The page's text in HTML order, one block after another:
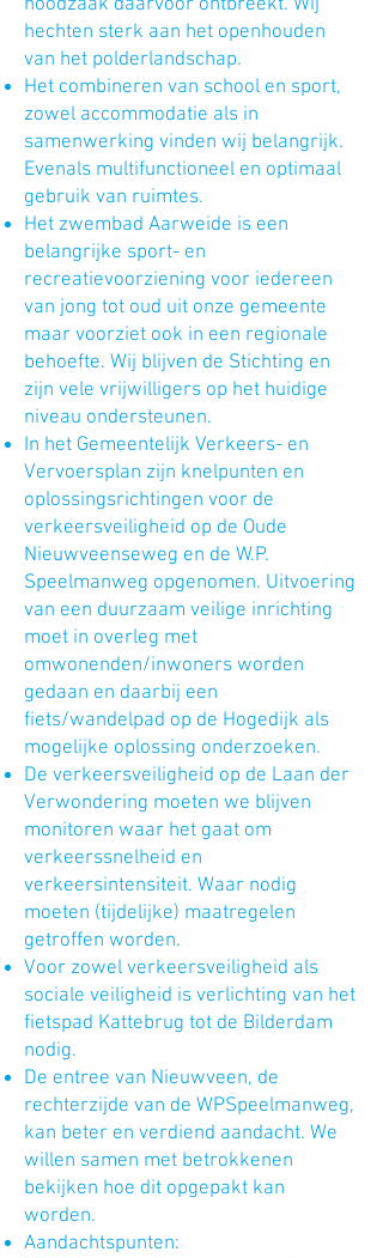
noodzaak daarvoor ontbreekt. Wij
hechten sterk aan het openhouden
van het polderlandschap.
Het combineren van school en sport,
zowel accommodatie als in
samenwerking vinden wij belangrijk.
Evenals multifunctioneel en optimaal
gebruik van ruimtes.
Het zwembad Aarweide is een
belangrijke sport- en
recreatievoorziening voor iedereen
van jong tot oud uit onze gemeente
maar voorziet ook in een regionale
behoefte. Wij blijven de Stichting en
zijn vele vrijwilligers op het huidige
niveau ondersteunen.
In het Gemeentelijk Verkeers- en
Vervoersplan zijn knelpunten en
oplossingsrichtingen voor de
verkeersveiligheid op de Oude
Nieuwveenseweg en de W.P.
Speelmanweg opgenomen. Uitvoering
van een duurzaam veilige inrichting
moet in overleg met
omwonenden/inwoners worden
gedaan en daarbij een
fiets/wandelpad op de Hogedijk als
mogelijke oplossing onderzoeken.
De verkeersveiligheid op de Laan der
Verwondering moeten we blijven
monitoren waar het gaat om
verkeerssnelheid en
verkeersintensiteit. Waar nodig
moeten (tijdelijke) maatregelen
getroffen worden.
Voor zowel verkeersveiligheid als
sociale veiligheid is verlichting van het
fietspad Kattebrug tot de Bilderdam
nodig.
De entree van Nieuwveen, de
rechterzijde van de WPSpeelmanweg,
kan beter en verdiend aandacht. We
willen samen met betrokkenen
bekijken hoe dit opgepakt kan
worden.
Aandachtspunten: